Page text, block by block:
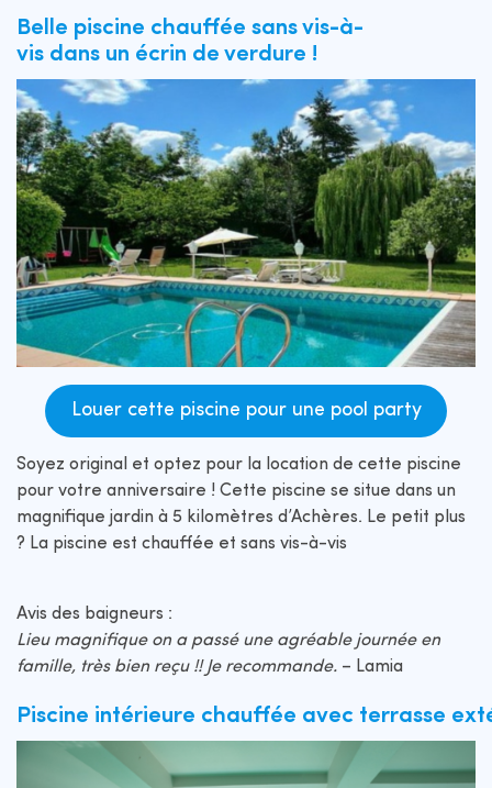
Belle piscine chauffée sans vis-à-
vis dans un écrin de verdure !
Louer cette piscine pour une pool party
Soyez original et optez pour la location de cette piscine
pour votre anniversaire ! Cette piscine se situe dans un
magnifique jardin à 5 kilomètres d’Achères. Le petit plus
? La piscine est chauffée et sans vis-à-vis
Avis des baigneurs :
Lieu magnifique on a passé une agréable journée en
famille, très bien reçu !! Je recommande. – Lamia
Piscine intérieure chauffée avec terrasse